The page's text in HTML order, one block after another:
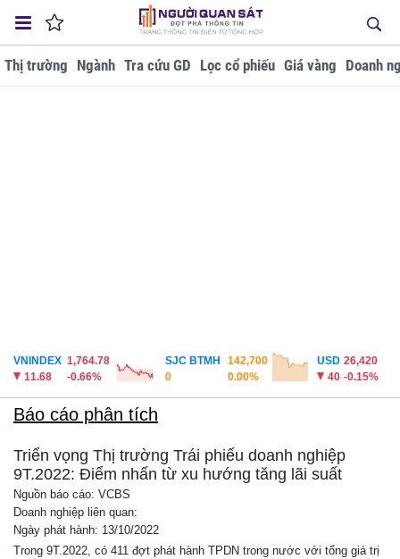
Thị trường Ngành Tra cứu GD Lọc cổ phiếu Giá vàng Doanh
VNINDEX 1,764.78
11.68
-0.66%
SJC BTMH
142,700
0
0.00%
USD 26,420
40 -0.15%
Báo cáo phân tích
Triển vọng Thị trường Trái phiếu doanh nghiệp
9T.2022: Điểm nhấn từ xu hướng tăng lãi suất
Nguồn báo cáo: VCBS
Doanh nghiệp liên quan:
Ngày phát hành: 13/10/2022
Trong 9T.2022, có 411 đợt phát hành TPDN trong nước với tổng giá trị